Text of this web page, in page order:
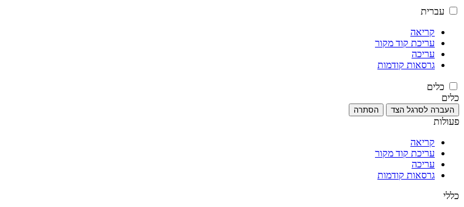
עברית
קריאה
עריכת קוד מקור
עריכה
גרסאות קודמות
כלים
כלים
העברה לסרגל הצד הסתרה
פעולות
קריאה
עריכת קוד מקור
עריכה
גרסאות קודמות
כללי